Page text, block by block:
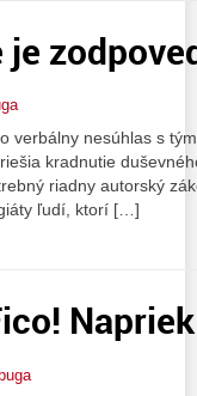
verbálny nesúhlas s
kradnutie
riadny autorský
ľudí, ktorí […]